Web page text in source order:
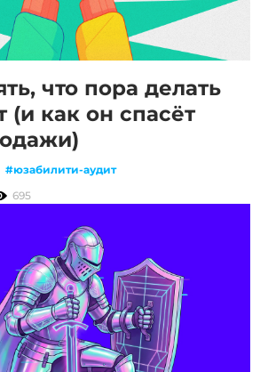
что пора делать
(и как он спасёт
#юзабилити-аудит
695